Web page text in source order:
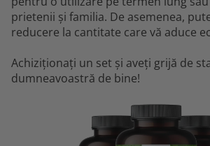
prietenii și familia. De asemenea,
reducere la cantitate care vă aduce
Achiziționați un set și aveți grijă de
dumneavoastră de bine!